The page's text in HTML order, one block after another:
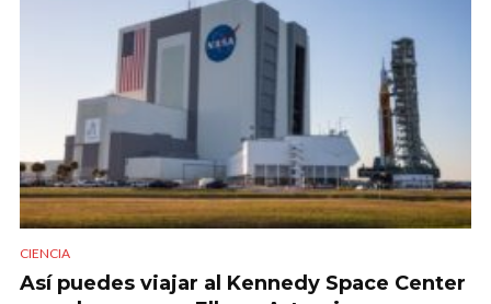
CIENCIA
Así puedes viajar al Kennedy Space Center